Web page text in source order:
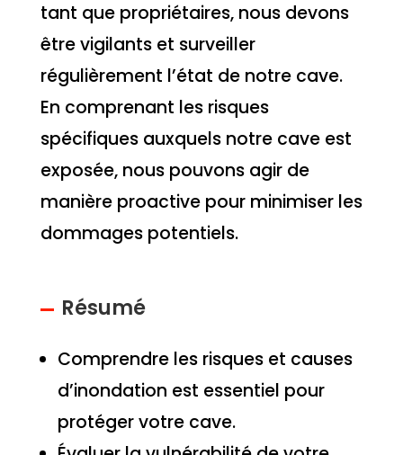
tant que propriétaires, nous devons
être vigilants et surveiller
régulièrement l’état de notre cave.
En comprenant les risques
spécifiques auxquels notre cave est
exposée, nous pouvons agir de
manière proactive pour minimiser les
dommages potentiels.
Résumé
Comprendre les risques et causes
d’inondation est essentiel pour
protéger votre cave.